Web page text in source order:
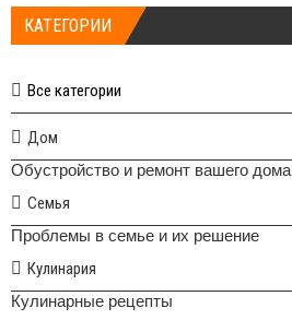
КАТЕГОРИИ
Все категории
Дом
Обустройство и ремонт вашего дома
Семья
Проблемы в семье и их решение
Кулинария
Кулинарные рецепты